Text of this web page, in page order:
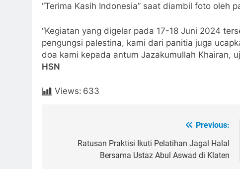
“Terima Kasih Indonesia” saat diambil foto oleh
“Kegiatan yang digelar pada 17-18 Juni 2024
pengungsi palestina, kami dari panitia juga
doa kami kepada antum Jazakumullah Khairan,
HSN
Views: 633
navigation
Previous:
Ratusan Praktisi Ikuti Pelatihan Jagal Halal
Bersama Ustaz Abul Aswad di Klaten